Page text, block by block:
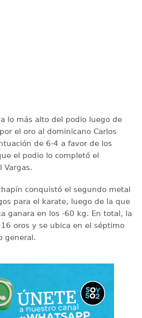
lo más alto del podio luego de
el oro al dominicano Carlos
de 6-4 a favor de los
el podio lo completó el
Vargas.
conquistó el segundo metal
para el karate, luego de la que
ganara en los -60 kg. En total, la
oros y se ubica en el séptimo
general.